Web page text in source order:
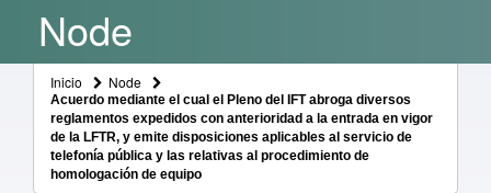
Node
Inicio Node
Acuerdo mediante el cual el Pleno del IFT abroga diversos
reglamentos expedidos con anterioridad a la entrada en vigor
de la LFTR, y emite disposiciones aplicables al servicio de
telefonía pública y las relativas al procedimiento de
homologación de equipo